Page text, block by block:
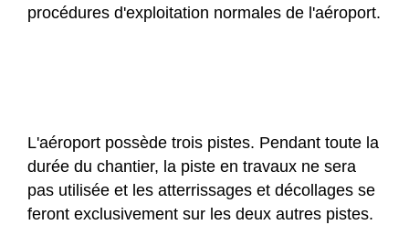
procédures d'exploitation normales de l'aéroport.
L'aéroport possède trois pistes. Pendant toute la
durée du chantier, la piste en travaux ne sera
pas utilisée et les atterrissages et décollages se
feront exclusivement sur les deux autres pistes.